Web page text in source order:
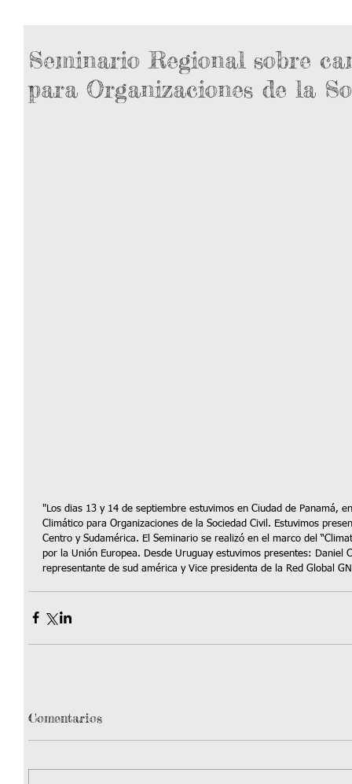
Seminario Regional sobre
para Organizaciones de la
"Los dias 13 y 14 de septiembre estuvimos en Ciudad de Panamá,
Climático para Organizaciones de la Sociedad Civil. Estuvimos
Centro y Sudamérica. El Seminario se realizó en el marco del
por la Unión Europea. Desde Uruguay estuvimos presentes: Daniel
representante de sud américa y Vice presidenta de la Red Global
Comentarios